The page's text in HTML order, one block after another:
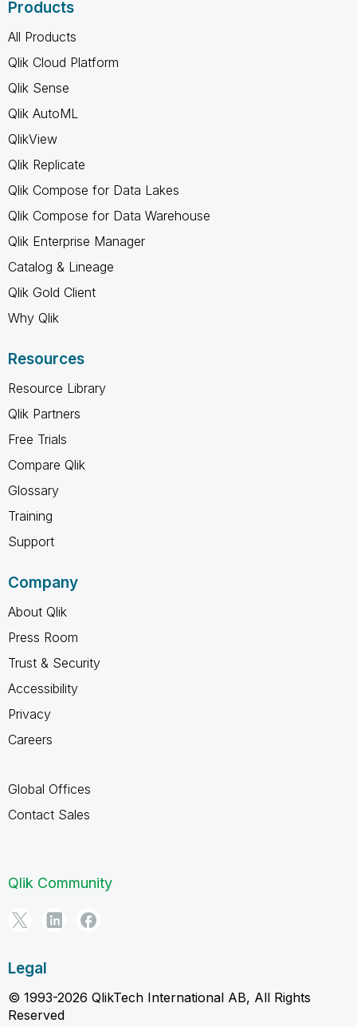
Products
All Products
Qlik Cloud Platform
Qlik Sense
Qlik AutoML
QlikView
Qlik Replicate
Qlik Compose for Data Lakes
Qlik Compose for Data Warehouse
Qlik Enterprise Manager
Catalog & Lineage
Qlik Gold Client
Why Qlik
Resources
Resource Library
Qlik Partners
Free Trials
Compare Qlik
Glossary
Training
Support
Company
About Qlik
Press Room
Trust & Security
Accessibility
Privacy
Careers
Global Offices
Contact Sales
Qlik Community
Legal
© 1993-2026 QlikTech International AB, All Rights
Reserved